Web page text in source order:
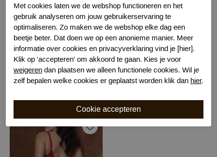
Wacoal back appeal bh
643 rood
€ 79,99
Black
€ 25,99
Met cookies laten we de webshop functioneren en het
gebruik analyseren om jouw gebruikerservaring te
optimaliseren. Zo maken we de webshop elke dag een
beetje beter. Dat doen we op een anonieme manier. Meer
informatie over cookies en privacyverklaring vind je [hier].
Klik op 'accepteren' om akkoord te gaan. Kies je voor
weigeren dan plaatsen we alleen functionele cookies. Wil je
zelf bepalen welke cookies er geplaatst worden klik dan hier.